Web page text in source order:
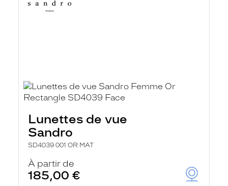
Lunettes de vue
Sandro
SD4039 001 OR MAT
À partir de
185,00 €